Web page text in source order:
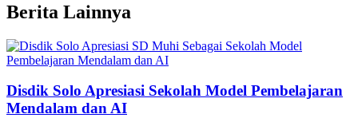
Berita Lainnya
Disdik Solo Apresiasi Sekolah Model Pembelajaran
Mendalam dan AI